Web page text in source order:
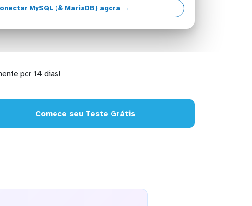
MySQL (& MariaDB) agora →
por 14 dias!
Comece seu Teste Grátis